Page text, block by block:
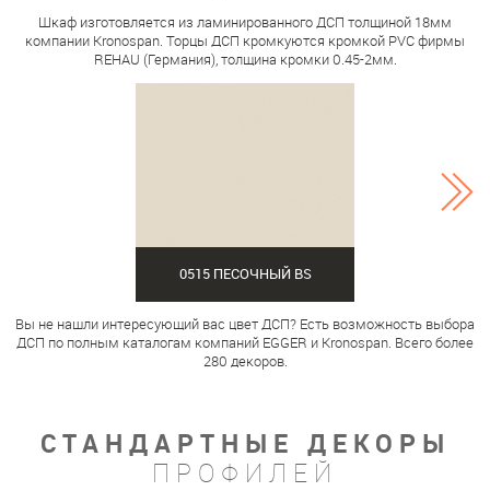
Шкаф изготовляется из ламинированного ДСП толщиной 18мм
компании Kronospan. Торцы ДСП кромкуются кромкой PVC фирмы
REHAU (Германия), толщина кромки 0.45-2мм.
0515 ПЕСОЧНЫЙ BS
Вы не нашли интересующий вас цвет ДСП? Есть возможность выбора
ДСП по полным каталогам компаний EGGER и Kronospan. Всего более
280 декоров.
СТАНДАРТНЫЕ ДЕКОРЫ
ПРОФИЛЕЙ